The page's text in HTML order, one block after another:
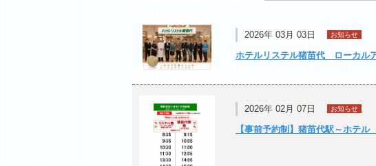
2026年 03月 03日 お知らせ
ホテルリステル猪苗代 ローカル
2026年 02月 07日 お知らせ
【事前予約制】猪苗代駅～ホテ